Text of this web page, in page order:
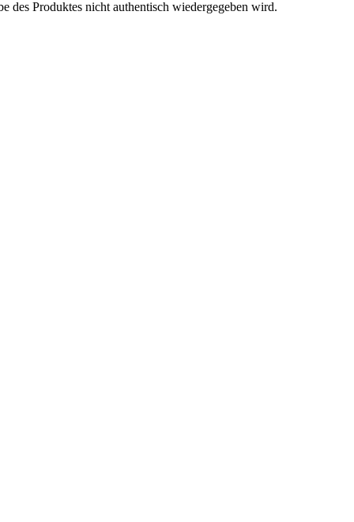
des Produktes nicht authentisch wiedergegeben wird.